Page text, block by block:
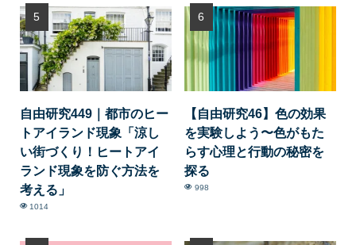
自由研究449｜都市のヒー
トアイランド現象「涼し
い街づくり！ヒートアイ
ランド現象を防ぐ方法を
考える」
1014
【自由研究46】色の効果
を実験しよう〜色がもた
らす心理と行動の秘密を
探る
998